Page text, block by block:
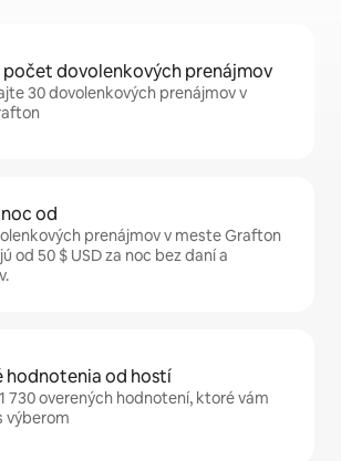
dovolenkových prenájmov
30 dovolenkových prenájmov v
od
prenájmov v meste Grafton
od 50 $ USD za noc bez daní a
hodnotenia od hostí
730 overených hodnotení, ktoré vám
výberom